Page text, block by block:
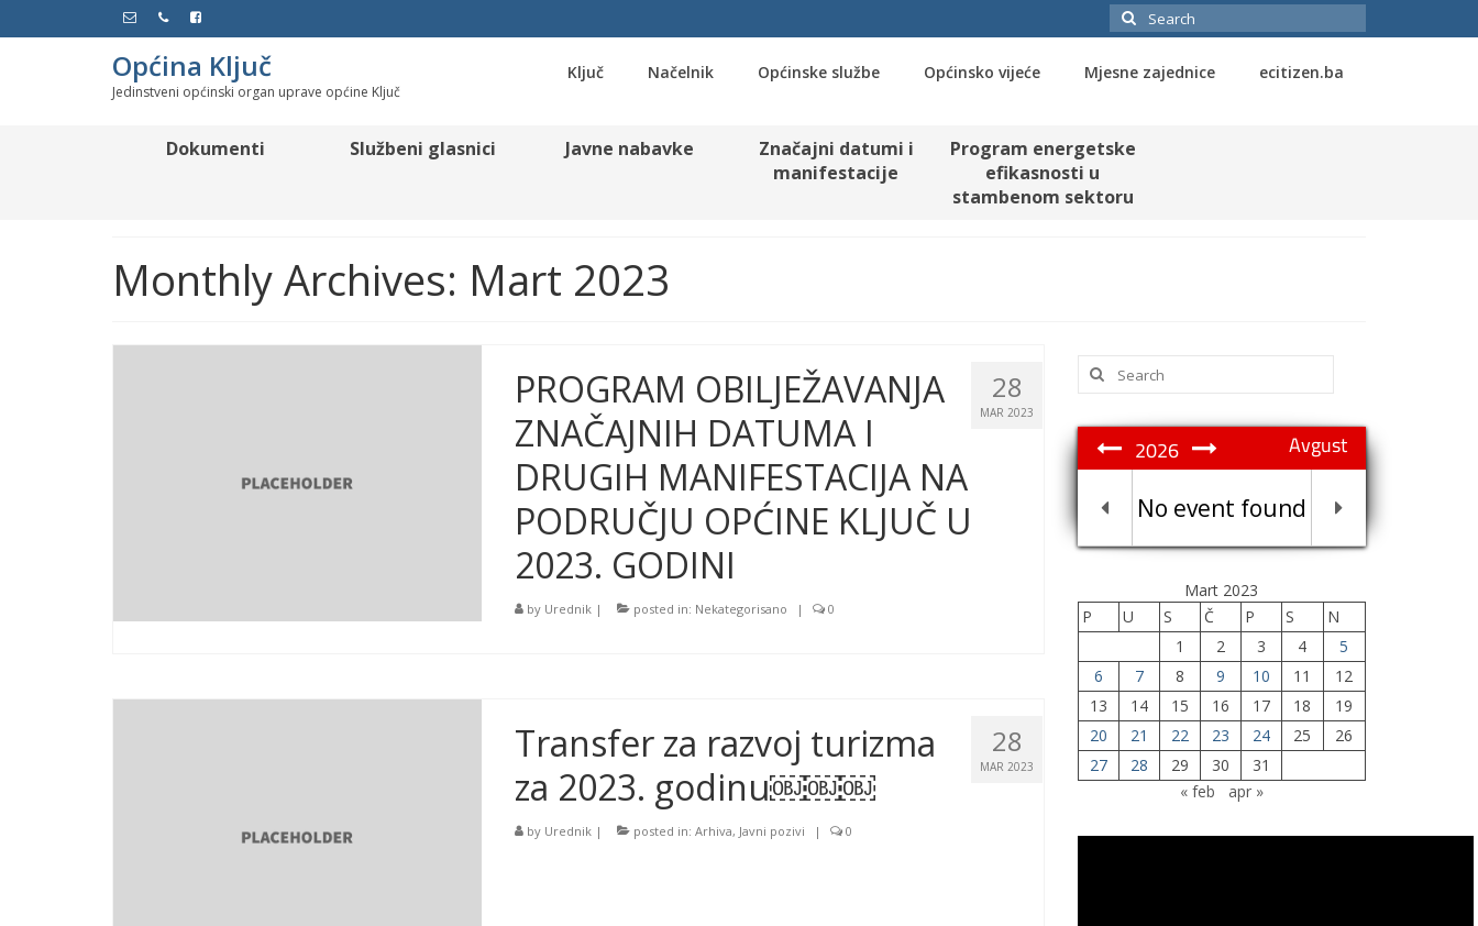
Search
for:
Općina Ključ
Jedinstveni općinski organ uprave općine Ključ
Ključ Načelnik Općinske službe Općinsko vijeće Mjesne zajednice ecitizen.ba
Dokumenti Službeni glasnici Javne nabavke
Značajni datumi i
manifestacije
Program energetske
efikasnosti u
stambenom sektoru
Monthly Archives: Mart 2023
28
MAR 2023
PROGRAM OBILJEŽAVANJA
ZNAČAJNIH DATUMA I
DRUGIH MANIFESTACIJA NA
PODRUČJU OPĆINE KLJUČ U
2023. GODINI
by Urednik| posted in: Nekategorisano | 0
28
MAR 2023
Transfer za razvoj turizma
za 2023. godinu￼￼￼
by Urednik| posted in: Arhiva, Javni pozivi | 0
Search
for:
Avgust
2026
No event found
Mart 2023
P
U S Č P S
N
1
2 3 4
5
6
7 8 9 10 11
12
13
14 15 16 17 18
19
20
21 22 23 24 25
26
27
28 29 30
31
« feb
apr »